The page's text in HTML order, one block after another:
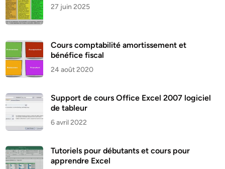
27 juin 2025
Cours comptabilité amortissement et
bénéfice fiscal
24 août 2020
Support de cours Office Excel 2007 logiciel
de tableur
6 avril 2022
Tutoriels pour débutants et cours pour
apprendre Excel